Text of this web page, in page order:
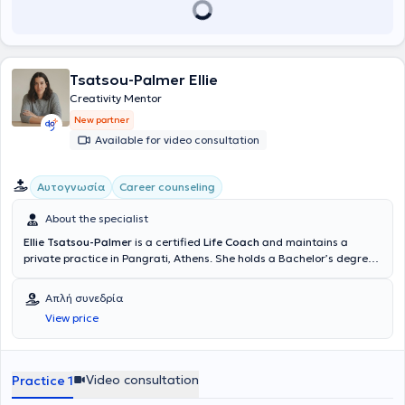
επικοινωνιακή προσέγγιση και τη στοχευμένη υποστήριξη ατόμων
Tsatsou-Palmer Ellie
Creativity Mentor
New partner
Available for video consultation
Αυτογνωσία Career counseling
About the specialist
Ellie Tsatsou-Palmer is a certified Life Coach and maintains a
private practice in Pangrati, Athens. She holds a Bachelor’s degree
and a Master’s degree (MA) in Digital Media Productions from the
University of the Arts London. She has also completed a
Postgraduate Certificate in Academic Practice in Art, Design &
Communication, specializing in Technology Enhanced Learning.
Banyan Mindfulness Mentor Training program. Professionally, Ellie is
the founder of two pioneering platforms:
Απλή συνεδρία
View price
Practice 1 Video consultation